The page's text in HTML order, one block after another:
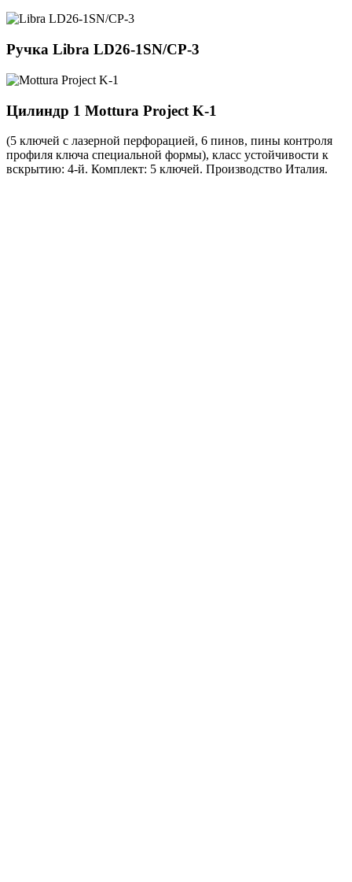
Ручка Libra LD26-1SN/CP-3
Цилиндр 1 Mottura Project K-1
(5 ключей с лазерной перфорацией, 6 пинов, пины контроля
профиля ключа специальной формы), класс устойчивости к
вскрытию: 4-й. Комплект: 5 ключей. Производство Италия.